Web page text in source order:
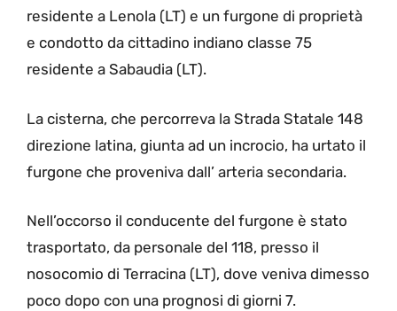
residente a Lenola (LT) e un furgone di proprietà
e condotto da cittadino indiano classe 75
residente a Sabaudia (LT).
La cisterna, che percorreva la Strada Statale 148
direzione latina, giunta ad un incrocio, ha urtato il
furgone che proveniva dall’ arteria secondaria.
Nell’occorso il conducente del furgone è stato
trasportato, da personale del 118, presso il
nosocomio di Terracina (LT), dove veniva dimesso
poco dopo con una prognosi di giorni 7.